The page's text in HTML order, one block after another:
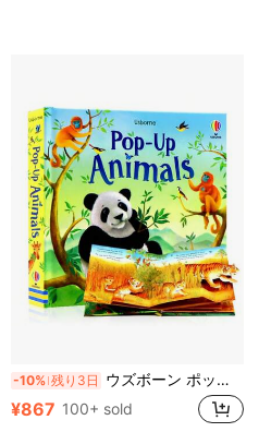
-10% 残り3日 ウズボーン ポップアップ アニマルズ 3Dブック、インタラクティブ リフトザフラップ＆ピークスルー絵本、英語学習、動物認識、幼児教育認知ブック
¥867 100+ sold